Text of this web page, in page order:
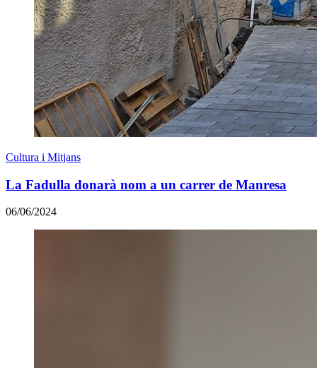
Cultura i Mitjans
La Fadulla donarà nom a un carrer de Manresa
06/06/2024